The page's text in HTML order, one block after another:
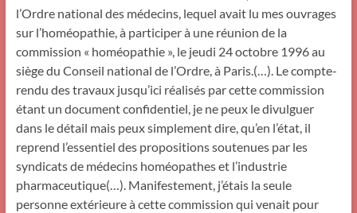
l’Ordre national des médecins, lequel avait lu mes ouvrages
sur l’homéopathie, à participer à une réunion de la
commission « homéopathie », le jeudi 24 octobre 1996 au
siège du Conseil national de l’Ordre, à Paris.(…). Le compte-
rendu des travaux jusqu’ici réalisés par cette commission
étant un document confidentiel, je ne peux le divulguer
dans le détail mais peux simplement dire, qu’en l’état, il
reprend l’essentiel des propositions soutenues par les
syndicats de médecins homéopathes et l’industrie
pharmaceutique(…). Manifestement, j’étais la seule
personne extérieure à cette commission qui venait pour